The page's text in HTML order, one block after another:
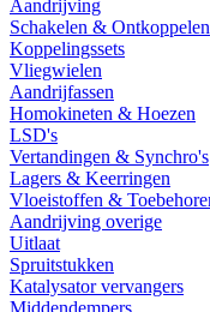
Aandrijving
Schakelen & Ontkoppelen
Koppelingssets
Vliegwielen
Aandrijfassen
Homokineten & Hoezen
LSD's
Vertandingen & Synchro's
Lagers & Keerringen
Vloeistoffen &
Aandrijving overige
Uitlaat
Spruitstukken
Katalysator vervangers
Middendempers